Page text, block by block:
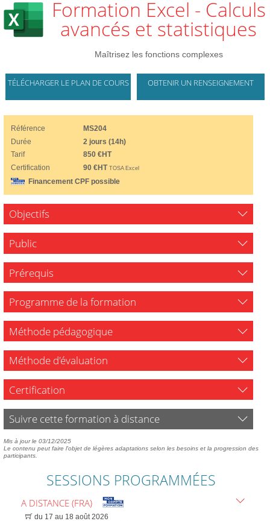
Formation Excel - Calculs
avancés et statistiques
Maîtrisez les fonctions complexes
TÉLÉCHARGER LE PLAN DE COURS OBTENIR UN RENSEIGNEMENT
Référence
MS204
Durée
2 jours (14h)
Tarif
850 €HT
Certification
90 €HTTOSA Excel
Financement CPF possible
Objectifs
Public
Prérequis
Programme de la formation
Méthode pédagogique
Méthode d'évaluation
Certification
Suivre cette formation à distance
Mis à jour le 03/12/2025
Le contenu peut faire l'objet de légères adaptations selon les besoins et la progression des
participants.
SESSIONS PROGRAMMÉES
A DISTANCE (FRA)
du 17 au 18 août 2026